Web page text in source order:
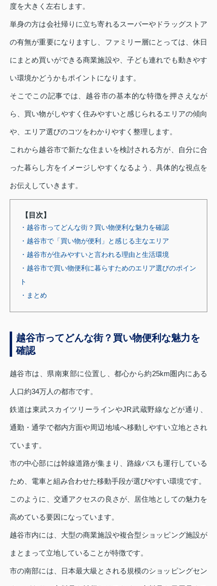
度を大きく左右します。
単身の方は会社帰りに立ち寄れるスーパーやドラッグストア
の有無が重要になりますし、ファミリー層にとっては、休日
にまとめ買いができる商業施設や、子ども連れでも動きやす
い環境かどうかもポイントになります。
そこでこの記事では、越谷市の基本的な特徴を押さえなが
ら、買い物がしやすく住みやすいと感じられるエリアの傾向
や、エリア選びのコツをわかりやすく整理します。
これから越谷市で新たな住まいを検討される方が、自分に合
った暮らし方をイメージしやすくなるよう、具体的な視点を
お伝えしていきます。
【目次】
・越谷市ってどんな街？買い物便利な魅力を確認
・越谷市で「買い物が便利」と感じる主なエリア
・越谷市が住みやすいと言われる理由と生活環境
・越谷市で買い物便利に暮らすためのエリア選びのポイン
ト
・まとめ
越谷市ってどんな街？買い物便利な魅力を
確認
越谷市は、県南東部に位置し、都心から約25km圏内にある
人口約34万人の都市です。
鉄道は東武スカイツリーラインやJR武蔵野線などが通り、
通勤・通学で都内方面や周辺地域へ移動しやすい立地とされ
ています。
市の中心部には幹線道路が集まり、路線バスも運行している
ため、電車と組み合わせた移動手段が選びやすい環境です。
このように、交通アクセスの良さが、居住地としての魅力を
高めている要因になっています。
越谷市内には、大型の商業施設や複合型ショッピング施設が
まとまって立地していることが特徴です。
市の南部には、日本最大級とされる規模のショッピングセン